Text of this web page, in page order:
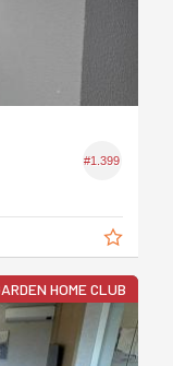
#1.399
HOME CLUB